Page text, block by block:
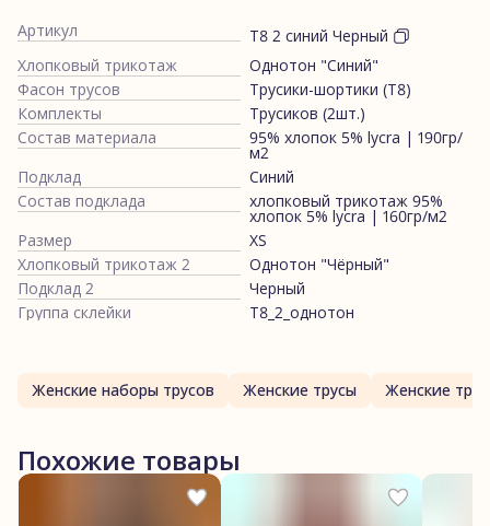
Артикул
Т8 2 синий Черный
Хлопковый трикотаж
Однотон "Синий"
Фасон трусов
Трусики-шортики (Т8)
Комплекты
Трусиков (2шт.)
Состав материала
95% хлопок 5% lycra | 190гр/
м2
Подклад
Синий
Состав подклада
хлопковый трикотаж 95%
хлопок 5% lycra | 160гр/м2
Размер
XS
Хлопковый трикотаж 2
Однотон "Чёрный"
Подклад 2
Черный
Группа склейки
Т8_2_однотон
Женские наборы трусов Женские трусы Женские
Похожие товары